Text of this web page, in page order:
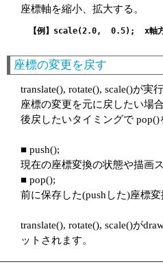
座標軸を縮小、拡大する。
座標の変更を戻す
translate(), rotate(), scale()が
座標の変更を元に戻したい場
後戻したいタイミングで pop()
■ push();
現在の座標変換の状態や描画
■ pop();
前に保存した(pushした)座標
translate(), rotate(), scale()が
ットされます。